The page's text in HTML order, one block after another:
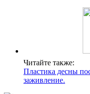
Читайте также:
Пластика десны
заживление.